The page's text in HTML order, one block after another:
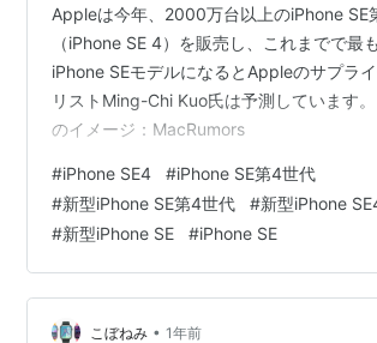
Appleは今年、2000万台以上のiPhone SE
（iPhone SE 4）を販売し、これまでで最
iPhone SEモデルになるとAppleのサプラ
リストMing-Chi Kuo氏は予測しています
のイメージ：MacRumors
#iPhone SE4 #iPhone SE第4世代
#新型iPhone SE第4世代 #新型iPhone
#新型iPhone SE #iPhone SE
こぼねみ • 1年前